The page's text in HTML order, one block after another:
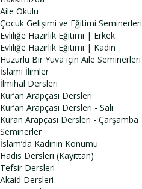
Aile Okulu
Çocuk Gelişimi ve Eğitimi Seminerleri
Evliliğe Hazırlık Eğitimi | Erkek
Evliliğe Hazırlık Eğitimi | Kadın
Huzurlu Bir Yuva için Aile Seminerleri
İslami İlimler
İlmihal Dersleri
Kur’an Arapçası Dersleri
Kur’an Arapçası Dersleri - Salı
Kuran Arapçası Dersleri - Çarşamba
Seminerler
İslam’da Kadının Konumu
Hadis Dersleri (Kayıttan)
Tefsir Dersleri
Akaid Dersleri